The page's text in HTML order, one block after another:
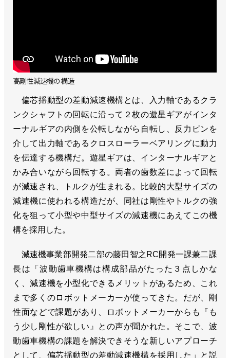
高剛性減速機の構造
偏芯揺動型の差動減速機構とは、入力軸であるクラ
ンクシャフトの回転に沿って２枚の遊星ギアがインタ
ーナルギアの内側を公転しながら自転し、反力ピンを
介して出力軸であるクロスローラーベアリングに動力
を伝達する機構だ。遊星ギアは、インターナルギアと
かみ合いながら回転する。両者の歯数差によって回転
が減速され、トルクが生まれる。比較的大型サイズの
減速機に使われる構造だが、同社は剛性やトルクの強
化を狙って小型や中型サイズの減速機にあえてこの機
構を採用した。
減速機事業部開発二部の藤田智之RC開発一課兼二課
長は「波動歯車機構は構成部品がたった３点しかな
く、減速機を小型化できるメリットがあるため、これ
まで多くのロボットメーカーが使ってきた。だが、剛
性面などで課題があり、ロボットメーカーからも『も
う少し剛性が欲しい』との声が聞かれた。そこで、波
動歯車機構の課題を解決できそうな新しいアプローチ
として、偏芯揺動型の差動減速機構を採用した」と説